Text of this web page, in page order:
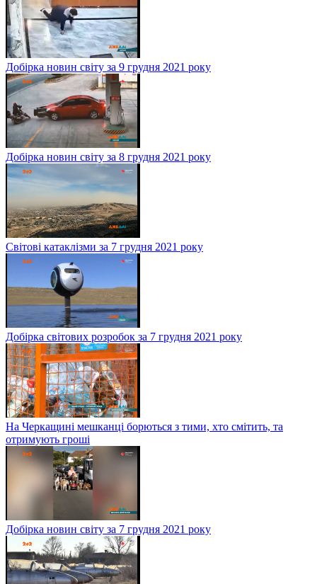
Добірка новин світу за 9 грудня 2021 року
Добірка новин світу за 8 грудня 2021 року
Світові катаклізми за 7 грудня 2021 року
Добірка світових розробок за 7 грудня 2021 року
На Черкащині мешканці борються з тими, хто смітить, та
отримують гроші
Добірка новин світу за 7 грудня 2021 року